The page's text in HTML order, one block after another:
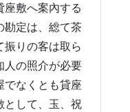
敷へ案內する
勘定は、総て茶
りの客は取ら
人の照介が必要
でなくとも貸座
として、玉、祝